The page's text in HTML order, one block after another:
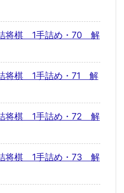
将棋 1手詰め・70 解
将棋 1手詰め・71 解
将棋 1手詰め・72 解
将棋 1手詰め・73 解